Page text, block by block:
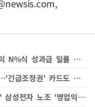
,
삼성전자 노사, 사후조정서 '영업익 N%식 성과급 일률 보상' 제도화 두고 입장차
삼성전자 노사 '사후조정' 평행선…'긴급조정권' 카드도 급부상
"노동시장 이중구조 고착화할 수" 삼성전자 노조 '영업익 15%' 주장에 우려↑